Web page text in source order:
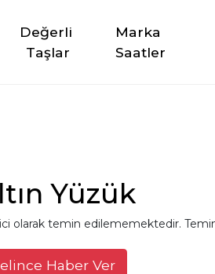
Değerli
Taşlar
Marka
Saatler
Yüzük
olarak temin edilememektedir.
Haber Ver